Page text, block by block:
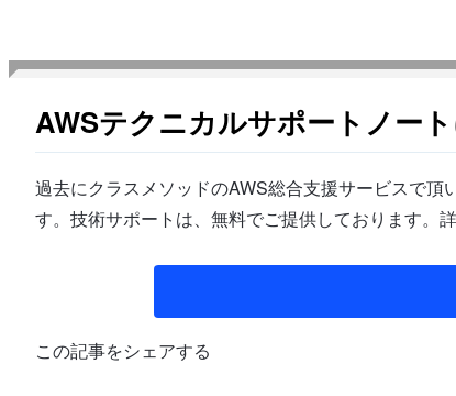
AWSテクニカルサポートノー
過去にクラスメソッドのAWS総合支援サービスで
す。技術サポートは、無料でご提供しております。
この記事をシェアする